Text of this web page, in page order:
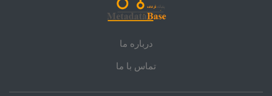
درباره ما
تماس با ما